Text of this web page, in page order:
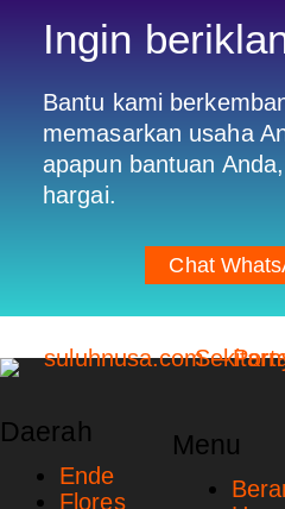
Ingin
Bantu kami
memasarkan usaha
apapun bantuan
hargai.
Chat
Daerah
Ende
Flores
Menu